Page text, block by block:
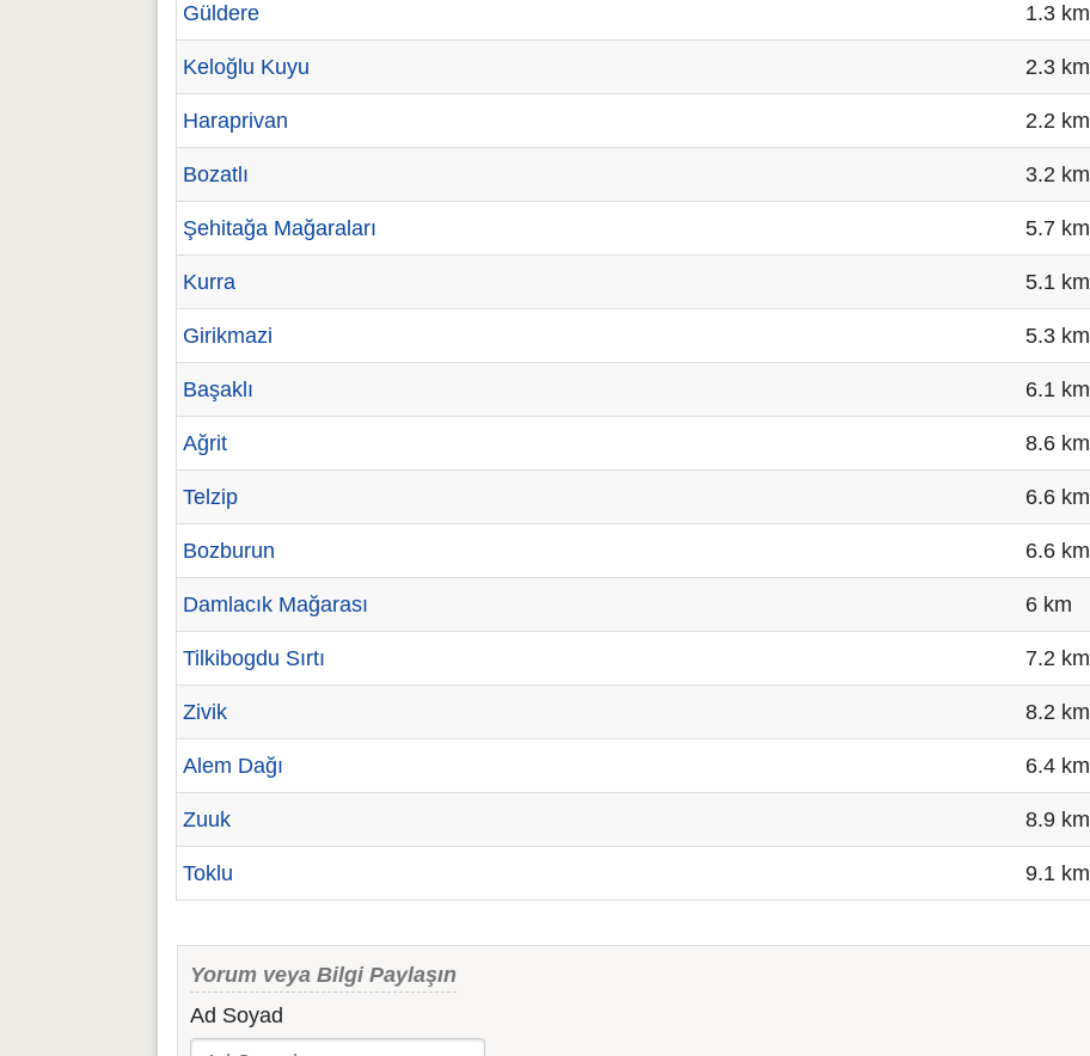
Güldere 1.3 km
Keloğlu Kuyu 2.3 km
Haraprivan 2.2 km
Bozatlı 3.2 km
Şehitağa Mağaraları 5.7 km
Kurra 5.1 km
Girikmazi 5.3 km
Başaklı 6.1 km
Ağrit 8.6 km
Telzip 6.6 km
Bozburun 6.6 km
Damlacık Mağarası 6 km
Tilkibogdu Sırtı 7.2 km
Zivik 8.2 km
Alem Dağı 6.4 km
Zuuk 8.9 km
Toklu 9.1 km
Yorum veya Bilgi Paylaşın
Ad Soyad